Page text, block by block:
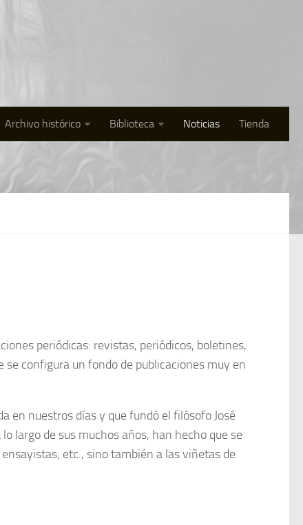
Archivo histórico Biblioteca Noticias Tienda
periódicas: revistas, periódicos, boletines,
configura un fondo de publicaciones muy en
en nuestros días y que fundó el filósofo José
largo de sus muchos años, han hecho que se
etc., sino también a las viñetas de